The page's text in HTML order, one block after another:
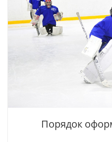
Порядок